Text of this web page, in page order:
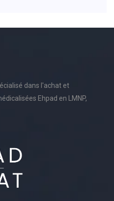
dans l'achat et
Ehpad en LMNP,